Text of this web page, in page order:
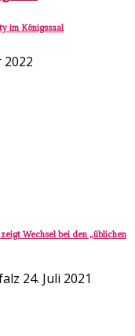
im Königssaal
2022
Wechsel bei den „üblichen
24. Juli 2021